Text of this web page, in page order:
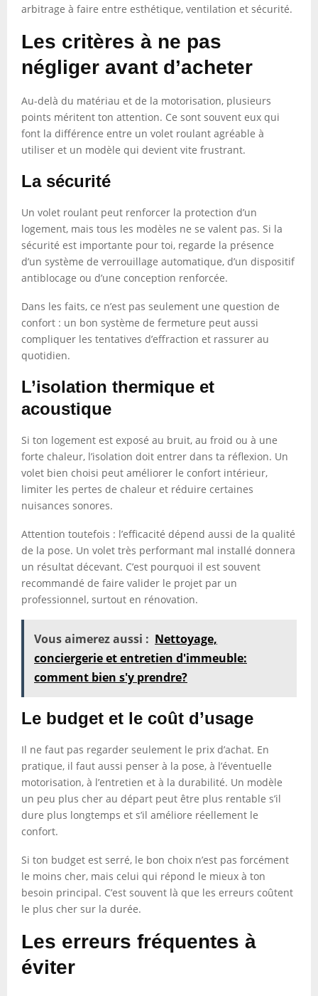
arbitrage à faire entre esthétique, ventilation et sécurité.
Les critères à ne pas
négliger avant d’acheter
Au-delà du matériau et de la motorisation, plusieurs
points méritent ton attention. Ce sont souvent eux qui
font la différence entre un volet roulant agréable à
utiliser et un modèle qui devient vite frustrant.
La sécurité
Un volet roulant peut renforcer la protection d’un
logement, mais tous les modèles ne se valent pas. Si la
sécurité est importante pour toi, regarde la présence
d’un système de verrouillage automatique, d’un dispositif
antiblocage ou d’une conception renforcée.
Dans les faits, ce n’est pas seulement une question de
confort : un bon système de fermeture peut aussi
compliquer les tentatives d’effraction et rassurer au
quotidien.
L’isolation thermique et
acoustique
Si ton logement est exposé au bruit, au froid ou à une
forte chaleur, l’isolation doit entrer dans ta réflexion. Un
volet bien choisi peut améliorer le confort intérieur,
limiter les pertes de chaleur et réduire certaines
nuisances sonores.
Attention toutefois : l’efficacité dépend aussi de la qualité
de la pose. Un volet très performant mal installé donnera
un résultat décevant. C’est pourquoi il est souvent
recommandé de faire valider le projet par un
professionnel, surtout en rénovation.
Vous aimerez aussi : Nettoyage,
conciergerie et entretien d'immeuble:
comment bien s'y prendre?
Le budget et le coût d’usage
Il ne faut pas regarder seulement le prix d’achat. En
pratique, il faut aussi penser à la pose, à l’éventuelle
motorisation, à l’entretien et à la durabilité. Un modèle
un peu plus cher au départ peut être plus rentable s’il
dure plus longtemps et s’il améliore réellement le
confort.
Si ton budget est serré, le bon choix n’est pas forcément
le moins cher, mais celui qui répond le mieux à ton
besoin principal. C’est souvent là que les erreurs coûtent
le plus cher sur la durée.
Les erreurs fréquentes à
éviter